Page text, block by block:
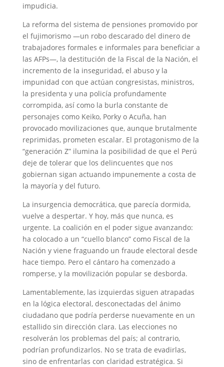
impudicia.
La reforma del sistema de pensiones promovido por
el fujimorismo —un robo descarado del dinero de
trabajadores formales e informales para beneficiar a
las AFPs—, la destitución de la Fiscal de la Nación, el
incremento de la inseguridad, el abuso y la
impunidad con que actúan congresistas, ministros,
la presidenta y una policía profundamente
corrompida, así como la burla constante de
personajes como Keiko, Porky o Acuña, han
provocado movilizaciones que, aunque brutalmente
reprimidas, prometen escalar. El protagonismo de la
“generación Z” ilumina la posibilidad de que el Perú
deje de tolerar que los delincuentes que nos
gobiernan sigan actuando impunemente a costa de
la mayoría y del futuro.
La insurgencia democrática, que parecía dormida,
vuelve a despertar. Y hoy, más que nunca, es
urgente. La coalición en el poder sigue avanzando:
ha colocado a un “cuello blanco” como Fiscal de la
Nación y viene fraguando un fraude electoral desde
hace tiempo. Pero el cántaro ha comenzado a
romperse, y la movilización popular se desborda.
Lamentablemente, las izquierdas siguen atrapadas
en la lógica electoral, desconectadas del ánimo
ciudadano que podría perderse nuevamente en un
estallido sin dirección clara. Las elecciones no
resolverán los problemas del país; al contrario,
podrían profundizarlos. No se trata de evadirlas,
sino de enfrentarlas con claridad estratégica. Si